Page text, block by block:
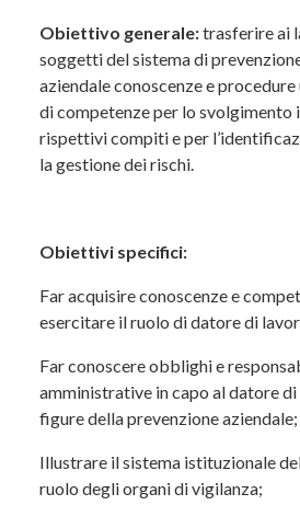
concreta del sistema aziendale
protezione.
Obiettivo
Trasmettere al Datore di Lavoro
procedure utili ad acquisire
azienda.
Obiettivi specifici
necessarie per l’esercizio
lavoro;
civili e amministrative del
delle altre figure della
Obiettivo generale:trasferire ai
soggetti del sistema di
aziendale conoscenze e
di competenze per lo svolgimento
rispettivi compiti e per
la gestione dei rischi.
Obiettivi specifici:
Far acquisire conoscenze e
esercitare il ruolo di datore di
Far conoscere obblighi e
amministrative in capo al datore
figure della prevenzione aziendale;
Illustrare il sistema istituzionale
ruolo degli organi di vigilanza;